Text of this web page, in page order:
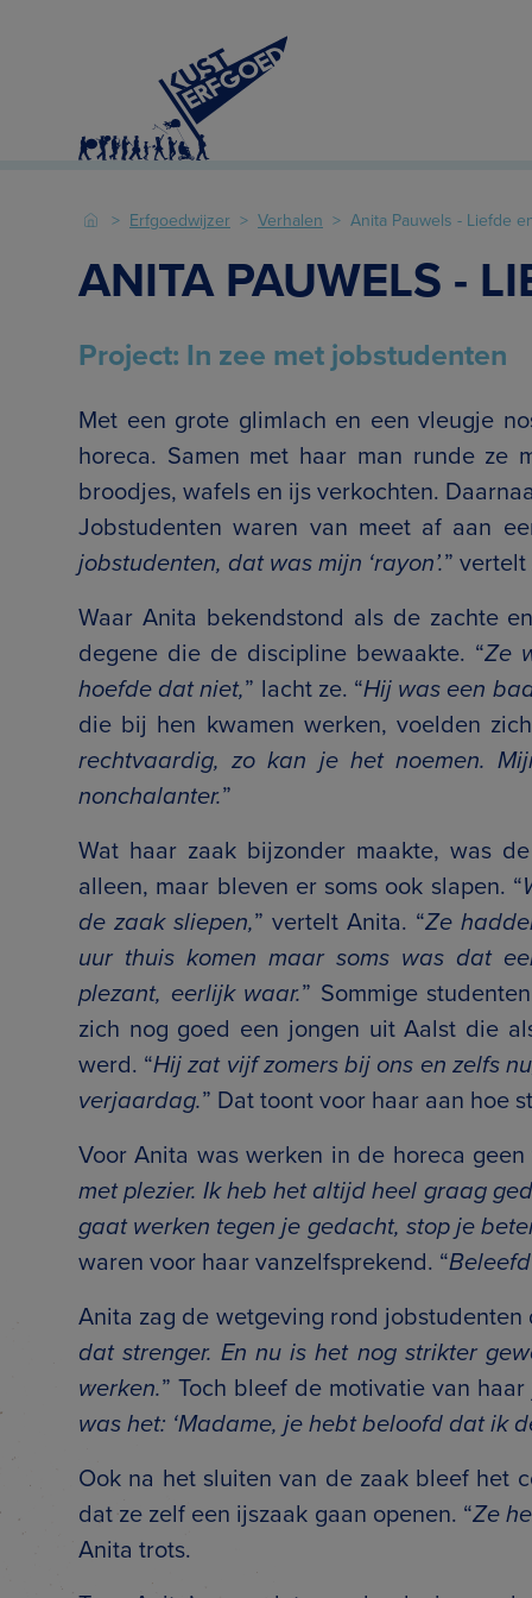
Erfgoedwijzer Verhalen Anita Pauwels - Liefde
ANITA PAUWELS -
Project: In zee met jobstudenten
Met een grote glimlach en een vleugje
horeca. Samen met haar man runde
broodjes, wafels en ijs verkochten.
Jobstudenten waren van meet af aan
jobstudenten, dat was mijn ‘rayon’.”
Waar Anita bekendstond als de zachte
degene die de discipline bewaakte. “Ze
hoefde dat niet,” lacht ze. “Hij was een
die bij hen kwamen werken, voelden
rechtvaardig, zo kan je het noemen.
nonchalanter.”
Wat haar zaak bijzonder maakte, was
alleen, maar bleven er soms ook slapen. “
de zaak sliepen,” vertelt Anita. “Ze
uur thuis komen maar soms was dat
plezant, eerlijk waar.” Sommige
zich nog goed een jongen uit Aalst die
werd. “Hij zat vijf zomers bij ons en zelfs
verjaardag.” Dat toont voor haar aan hoe
Voor Anita was werken in de horeca
met plezier. Ik heb het altijd heel graag
gaat werken tegen je gedacht, stop je
waren voor haar vanzelfsprekend. “
Anita zag de wetgeving rond
dat strenger. En nu is het nog strikter
werken.” Toch bleef de motivatie van
was het: ‘Madame, je hebt beloofd dat ik
Ook na het sluiten van de zaak bleef het
dat ze zelf een ijszaak gaan openen. “Ze
Anita trots.